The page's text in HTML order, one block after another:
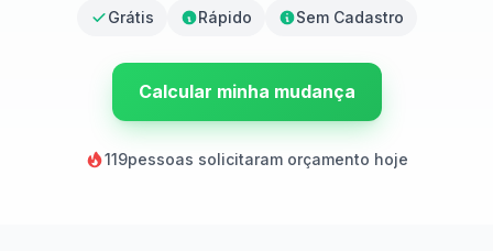
Grátis Rápido Sem Cadastro
Calcular minha mudança
119pessoas solicitaram orçamento hoje